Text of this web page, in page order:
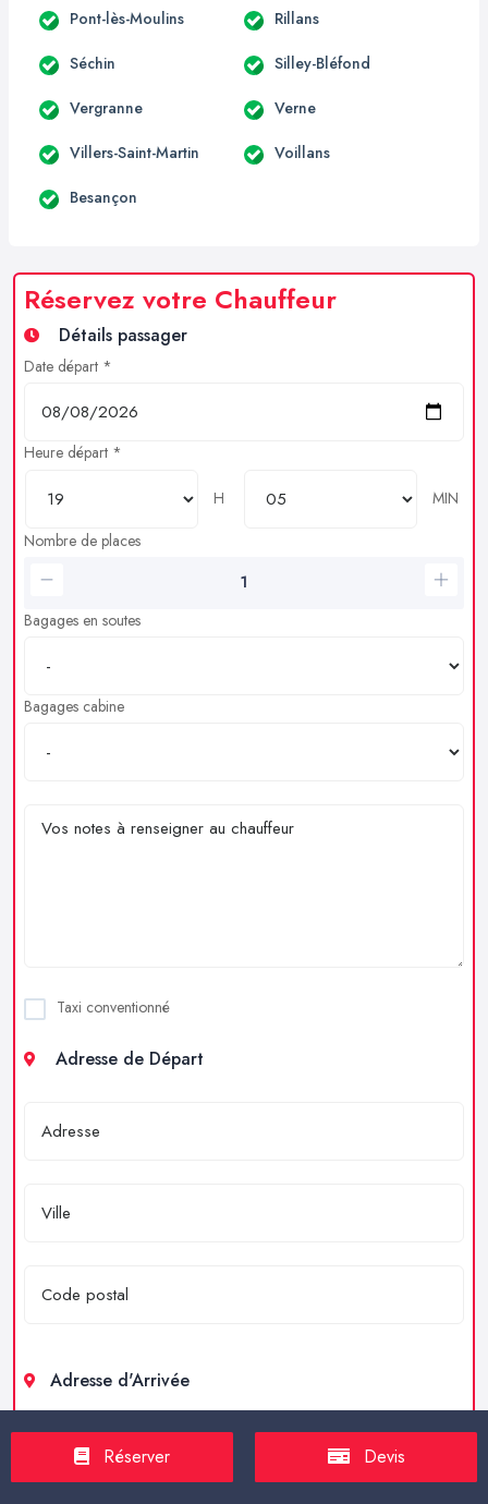
Pont-lès-Moulins Rillans
Séchin Silley-Bléfond
Vergranne Verne
Villers-Saint-Martin Voillans
Besançon
Réservez votre Chauffeur
Détails passager
Date départ *
Heure départ *
H
MIN
Nombre de places
Bagages en soutes
Bagages cabine
Taxi conventionné
Adresse de Départ
Adresse d'Arrivée
Réserver Devis